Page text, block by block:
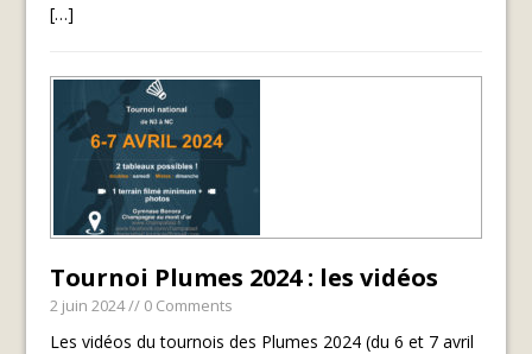
[…]
Tournoi Plumes 2024 : les vidéos
2 juin 2024// 0 Comments
Les vidéos du tournois des Plumes 2024 (du 6 et 7 avril